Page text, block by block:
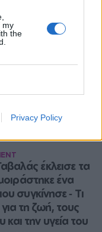
my
the
Privacy Policy
έκλεισε τα
ένα
συγκίνησε ‑ Τι
τη ζωή, τους
και την υγεία του